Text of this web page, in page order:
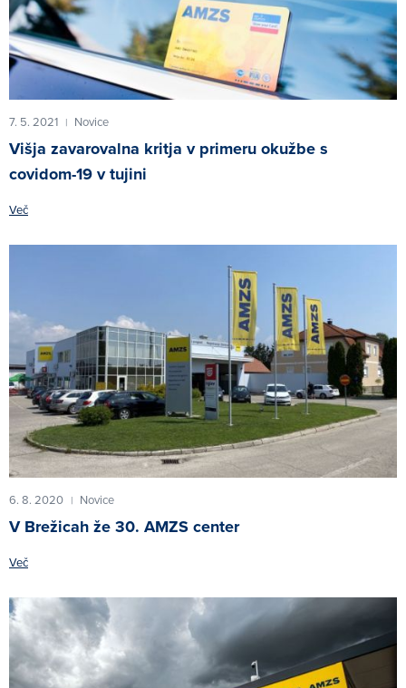
7. 5. 2021 | Novice
Višja zavarovalna kritja v primeru okužbe s
covidom-19 v tujini
Več
6. 8. 2020 | Novice
V Brežicah že 30. AMZS center
Več